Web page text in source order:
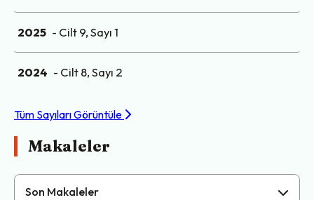
2025 - Cilt 9, Sayı 1
2024 - Cilt 8, Sayı 2
Tüm Sayıları Görüntüle
Makaleler
Son Makaleler